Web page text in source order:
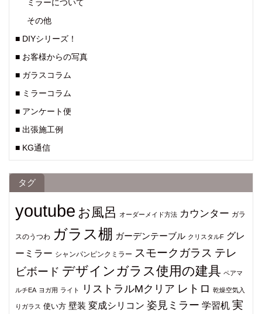
ミラーについて
その他
■ DIYシリーズ！
■ お客様からの写真
■ ガラスコラム
■ ミラーコラム
■ アンケート便
■ 出張施工例
■ KG通信
タグ
youtube お風呂 オーダーメイド方法 カウンター ガラ
スのうつわ ガラス棚 ガーデンテーブル クリスタルF グレ
ーミラー シャンパンピンクミラー スモークガラス テレ
ビボード デザインガラス使用の建具 ペアマ
ルチEA ヨガ用 ライト リストラルMクリア レトロ 乾燥空気入
りガラス 使い方 壁装 変成シリコン 姿見ミラー 学習机 実